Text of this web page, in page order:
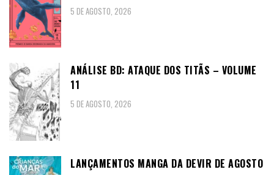
5 DE AGOSTO, 2026
ANÁLISE BD: ATAQUE DOS TITÃS – VOLUME
11
5 DE AGOSTO, 2026
LANÇAMENTOS MANGA DA DEVIR DE AGOSTO